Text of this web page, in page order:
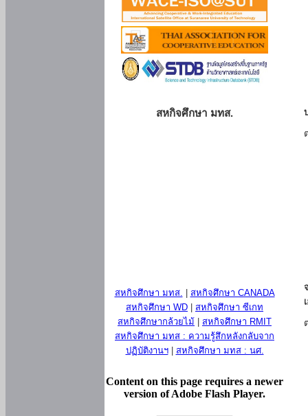
สหกิจศึกษา มทส.
สหกิจศึกษา มทส.
สหกิจศึกษา CANADA
สหกิจศึกษา WD
สหกิจศึกษา ซีเกท
สหกิจศึกษากล้วยไม้
สหกิจศึกษา RMIT
สหกิจศึกษา มทส : ความรู้สึกหลังกลับจาก
ปฏิบัติงานฯ| สหกิจศึกษา มทส : นศ.
Content on this page requires a newer
version of Adobe Flash Player.